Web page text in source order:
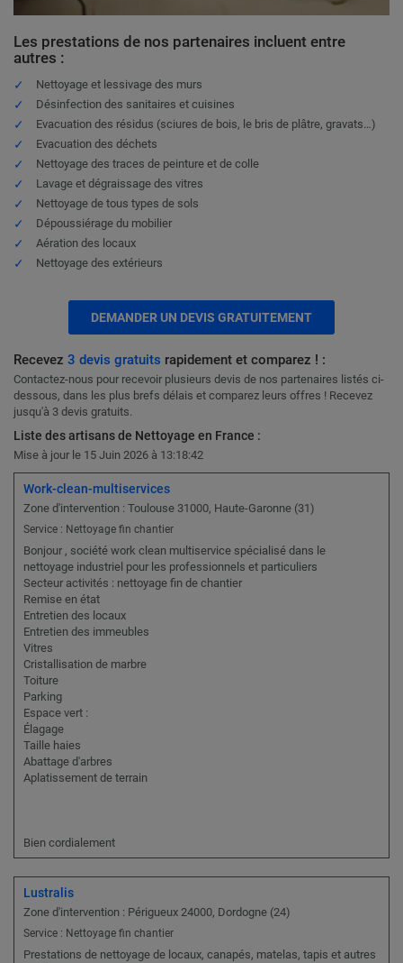
Les prestations de nos partenaires incluent entre
autres :
Nettoyage et lessivage des murs
Désinfection des sanitaires et cuisines
Evacuation des résidus (sciures de bois, le bris de plâtre, gravats…)
Evacuation des déchets
Nettoyage des traces de peinture et de colle
Lavage et dégraissage des vitres
Nettoyage de tous types de sols
Dépoussiérage du mobilier
Aération des locaux
Nettoyage des extérieurs
DEMANDER UN DEVIS GRATUITEMENT
Recevez 3 devis gratuits rapidement et comparez ! :
Contactez-nous pour recevoir plusieurs devis de nos partenaires listés ci-
dessous, dans les plus brefs délais et comparez leurs offres ! Recevez
jusqu'à 3 devis gratuits.
Liste des artisans de Nettoyage en France :
Mise à jour le 15 Juin 2026 à 13:18:42
Work-clean-multiservices
Zone d'intervention : Toulouse 31000, Haute-Garonne (31)
Service : Nettoyage fin chantier
Bonjour , société work clean multiservice spécialisé dans le
nettoyage industriel pour les professionnels et particuliers
Secteur activités : nettoyage fin de chantier
Remise en état
Entretien des locaux
Entretien des immeubles
Vitres
Cristallisation de marbre
Toiture
Parking
Espace vert :
Élagage
Taille haies
Abattage d'arbres
Aplatissement de terrain
Bien cordialement
Lustralis
Zone d'intervention : Périgueux 24000, Dordogne (24)
Service : Nettoyage fin chantier
Prestations de nettoyage de locaux, canapés, matelas, tapis et autres